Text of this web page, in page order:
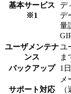
基本サービス
※1
デ
デ
量
ユーザメンテナ
ンス
ユ
ま
バックアップ
1
サポート対応
メ